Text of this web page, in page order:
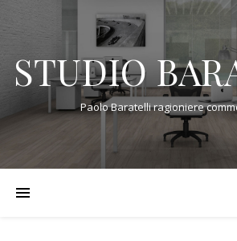
STUDIO
Paolo Baratelli ragioniere